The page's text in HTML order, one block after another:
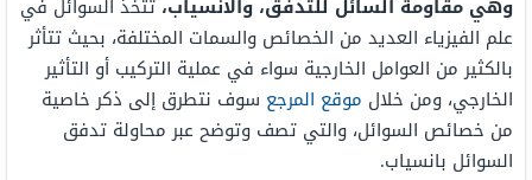
وهي مقاومة السائل للتدفق، والانسياب، تتخذ السوائل في
علم الفيزياء العديد من الخصائص والسمات المختلفة، بحيث تتأثر
بالكثير من العوامل الخارجية سواء في عملية التركيب أو التأثير
الخارجي، ومن خلال موقع المرجع سوف نتطرق إلى ذكر خاصية
من خصائص السوائل، والتي تصف وتوضح عبر محاولة تدفق
السوائل بانسياب.